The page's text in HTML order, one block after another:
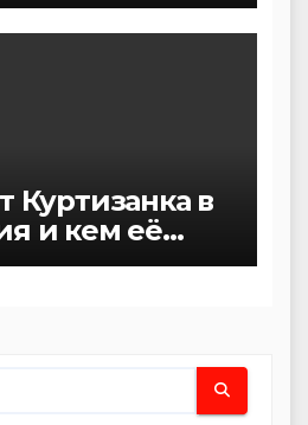
Куртизанка в
и кем её